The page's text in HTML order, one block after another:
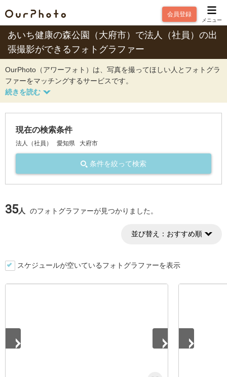
会員登録
メニュー
あいち健康の森公園（大府市）で法人（社員）の出
張撮影ができるフォトグラファー
OurPhoto（アワーフォト）は、写真を撮ってほしい人とフォトグラ
ファーをマッチングするサービスです。
現在の検索条件
法人（社員） 愛知県 大府市
条件を絞って検索
35人 のフォトグラファーが見つかりました。
並び替え： おすすめ順
スケジュールが空いているフォトグラファーを表示